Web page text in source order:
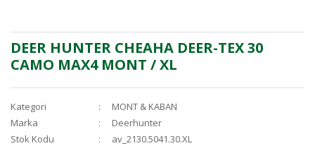
DEER HUNTER CHEAHA DEER-TEX 30
CAMO MAX4 MONT / XL
Kategori
MONT & KABAN
Marka
Deerhunter
Stok Kodu
av_2130.5041.30.XL